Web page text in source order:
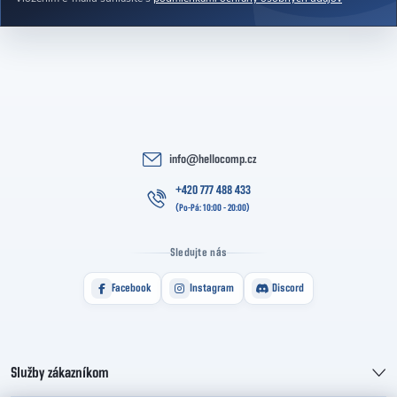
info@hellocomp.cz
+420 777 488 433
Sledujte nás
Facebook Instagram Discord
Služby zákazníkom